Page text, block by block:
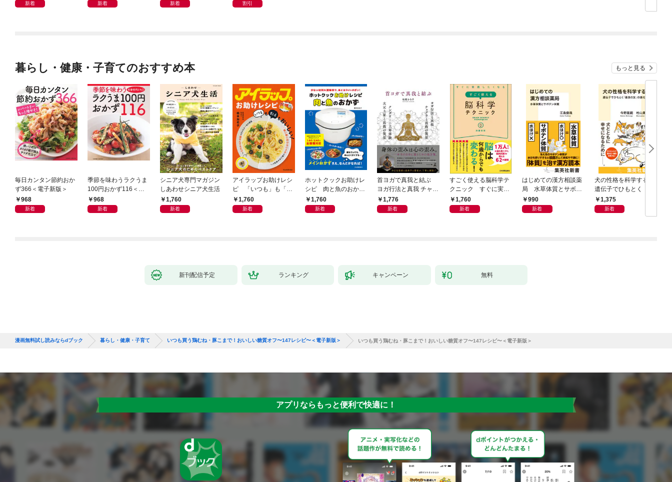
新着 新着 新着 割引
暮らし・健康・子育てのおすすめ本 もっと見る
毎日カンタン節約おか
ず366＜電子新版＞
968
新着
季節を味わうラクうま
100円おかず116＜電
子新版＞
968
新着
シニア犬専門マガジン
しあわせシニア犬生活
1,760
新着
アイラップお助けレシ
ピ 「いつも」も「も
しも」もおいしい！
1,760
新着
ホットクックお助けレ
シピ 肉と魚のおか
ず 少ない材料＆調味
料で、あとはスイッチ
1,760
新着
首ヨガで真我と結ぶ
ヨガ行法と真我 チャク
ラと真我の関係 クンダ
リーニ上昇体験 次元上
1,776
新着
すごく使える脳科学テ
クニック すぐに実践
したくなる
1,760
新着
はじめての漢方相談薬
局 水草体質とサボテ
ン体質
990
新着
犬の性格を科学する
遺伝子でひもとく「最
良の友」の進化
1,375
新着
新刊配信予定 ランキング キャンペーン 無料
漫画無料試し読みならdブック 暮らし・健康・子育て いつも買う鶏むね・豚こまで！おいしい糖質オフ〜147レシピ〜＜電子新版＞ いつも買う鶏むね・豚こまで！おいしい糖質オフ〜147レシピ〜＜電子新版＞
アプリならもっと便利で快適に！